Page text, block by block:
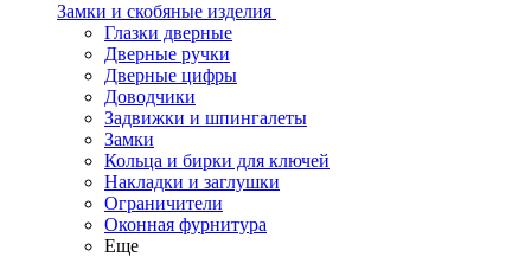
Замки и скобяные изделия
Глазки дверные
Дверные ручки
Дверные цифры
Доводчики
Задвижки и шпингалеты
Замки
Кольца и бирки для ключей
Накладки и заглушки
Ограничители
Оконная фурнитура
Еще